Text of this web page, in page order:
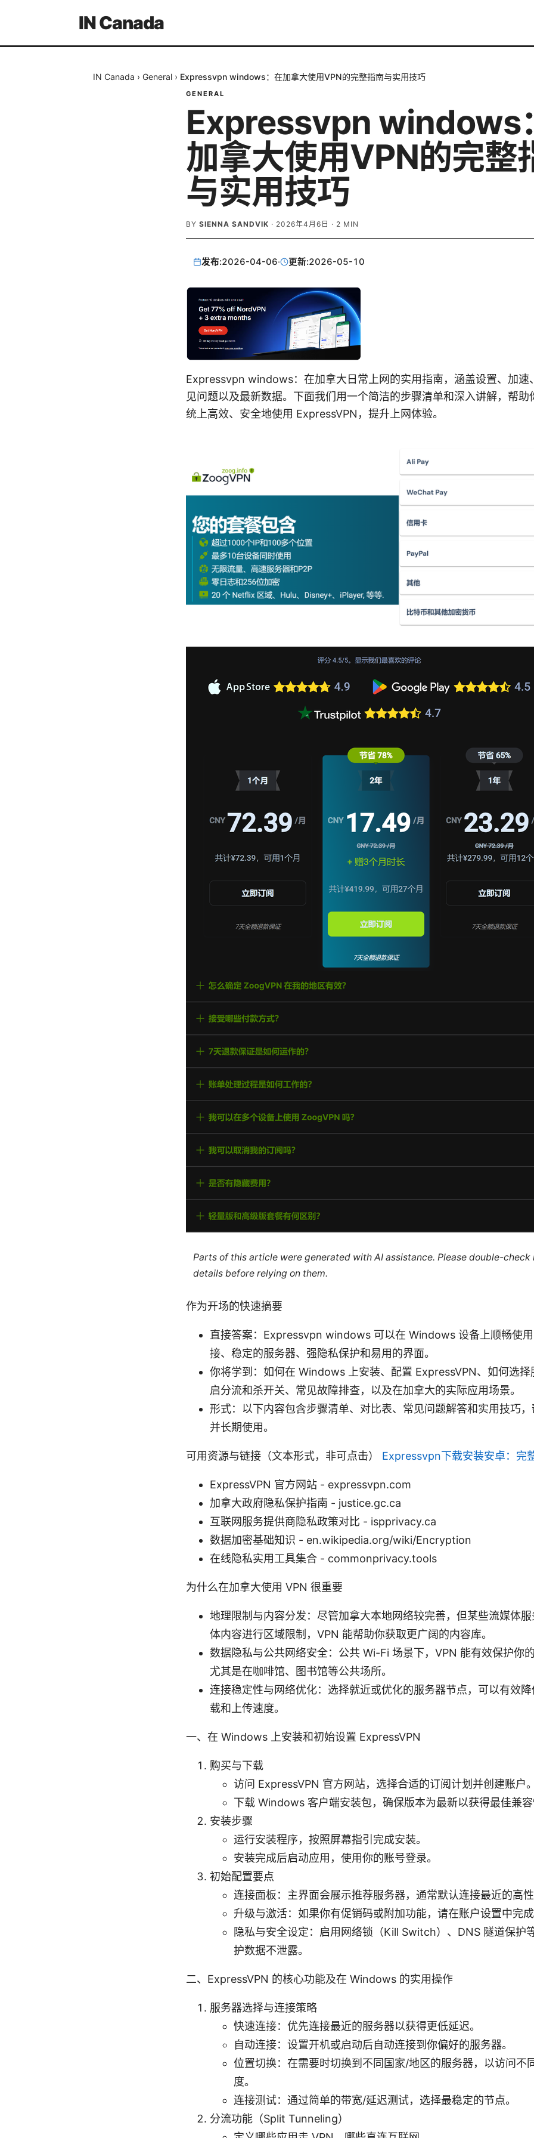
IN Canada
IN Canada › General › Expressvpn windows：在加拿大使用VPN的完整指南与实用技巧
GENERAL
Expressvpn windows
加拿大使用VPN的完整
与实用技巧
BY SIENNA SANDVIK · 2026年4月6日 · 2 MIN
发布:2026-04-06· 更新:2026-05-10
Expressvpn windows：在加拿大日常上网的实用指南，涵盖设置、加速
见问题以及最新数据。下面我们用一个简洁的步骤清单和深入讲解，帮
统上高效、安全地使用 ExpressVPN，提升上网体验。
Parts of this article were generated with AI assistance. Please double-
details before relying on them.
作为开场的快速摘要
直接答案：Expressvpn windows 可以在 Windows 设备上顺畅使
接、稳定的服务器、强隐私保护和易用的界面。
你将学到：如何在 Windows 上安装、配置 ExpressVPN、如何选择
启分流和杀开关、常见故障排查，以及在加拿大的实际应用场景。
形式：以下内容包含步骤清单、对比表、常见问题解答和实用技巧
并长期使用。
可用资源与链接（文本形式，非可点击） Expressvpn下载安装安卓：完
ExpressVPN 官方网站 - expressvpn.com
加拿大政府隐私保护指南 - justice.gc.ca
互联网服务提供商隐私政策对比 - ispprivacy.ca
数据加密基础知识 - en.wikipedia.org/wiki/Encryption
在线隐私实用工具集合 - commonprivacy.tools
为什么在加拿大使用 VPN 很重要
地理限制与内容分发：尽管加拿大本地网络较完善，但某些流媒体
体内容进行区域限制，VPN 能帮助你获取更广阔的内容库。
数据隐私与公共网络安全：公共 Wi-Fi 场景下，VPN 能有效保护你的
尤其是在咖啡馆、图书馆等公共场所。
连接稳定性与网络优化：选择就近或优化的服务器节点，可以有效
载和上传速度。
一、在 Windows 上安装和初始设置 ExpressVPN
购买与下载
访问 ExpressVPN 官方网站，选择合适的订阅计划并创建账户。
下载 Windows 客户端安装包，确保版本为最新以获得最佳兼容
安装步骤
运行安装程序，按照屏幕指引完成安装。
安装完成后启动应用，使用你的账号登录。
初始配置要点
连接面板：主界面会展示推荐服务器，通常默认连接最近的高性
升级与激活：如果你有促销码或附加功能，请在账户设置中完成
隐私与安全设定：启用网络锁（Kill Switch）、DNS 隧道保护
护数据不泄露。
二、ExpressVPN 的核心功能及在 Windows 的实用操作
服务器选择与连接策略
快速连接：优先连接最近的服务器以获得更低延迟。
自动连接：设置开机或启动后自动连接到你偏好的服务器。
位置切换：在需要时切换到不同国家/地区的服务器，以访问不
度。
连接测试：通过简单的带宽/延迟测试，选择最稳定的节点。
分流功能（Split Tunneling）